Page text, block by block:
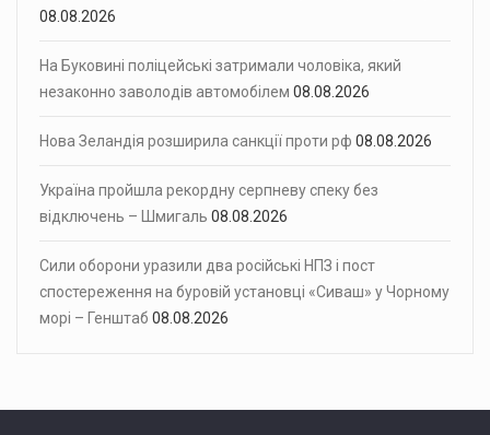
08.08.2026
На Буковині поліцейські затримали чоловіка, який
незаконно заволодів автомобілем 08.08.2026
Нова Зеландія розширила санкції проти рф 08.08.2026
Україна пройшла рекордну серпневу спеку без
відключень – Шмигаль 08.08.2026
Сили оборони уразили два російські НПЗ і пост
спостереження на буровій установці «Сиваш» у Чорному
морі – Генштаб 08.08.2026